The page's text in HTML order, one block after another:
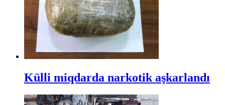
Külli miqdarda narkotik aşkarlandı